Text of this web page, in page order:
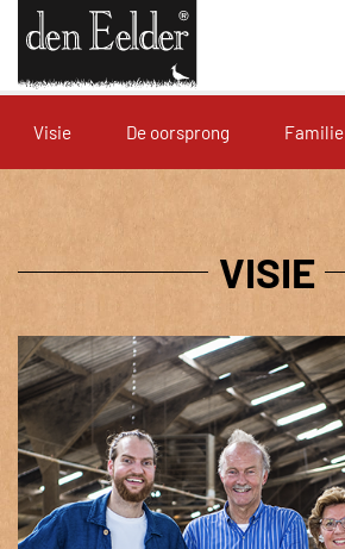
Visie De oorsprong Familie
VISIE